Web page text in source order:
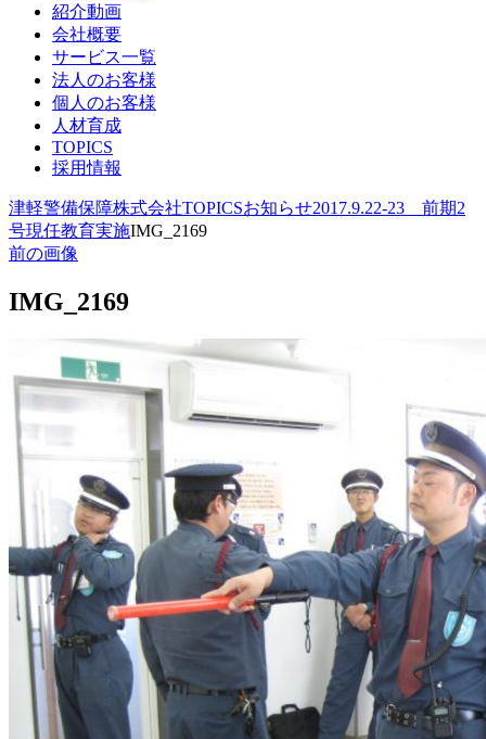
紹介動画
会社概要
サービス一覧
法人のお客様
個人のお客様
人材育成
TOPICS
採用情報
津軽警備保障株式会社TOPICSお知らせ2017.9.22-23 前期2
号現任教育実施IMG_2169
前の画像
IMG_2169